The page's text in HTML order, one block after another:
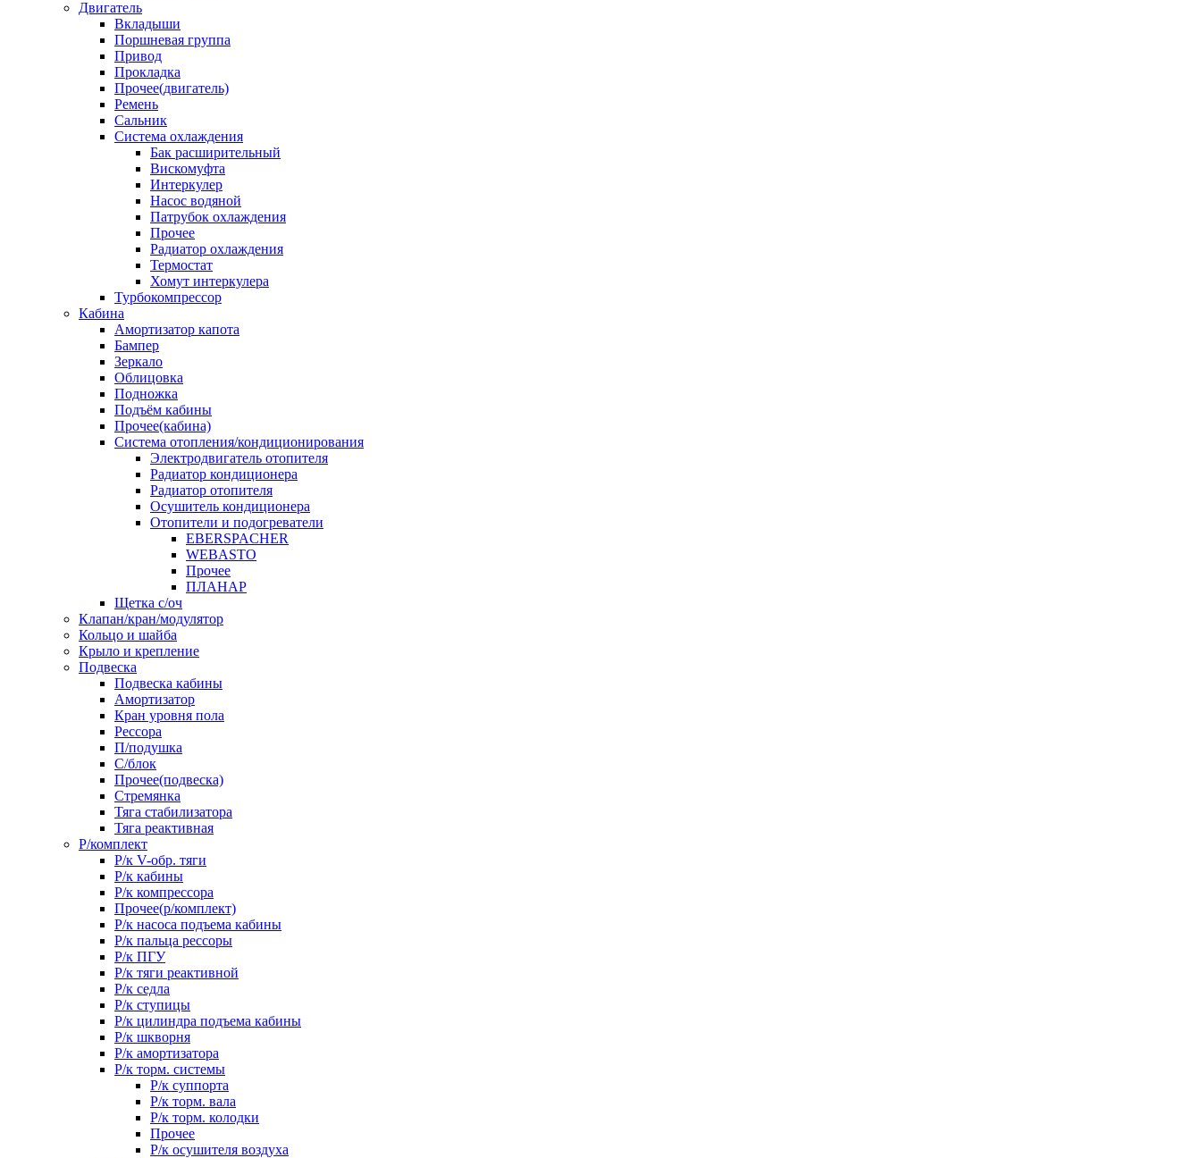
Двигатель
Вкладыши
Поршневая группа
Привод
Прокладка
Прочее(двигатель)
Ремень
Сальник
Система охлаждения
Бак расширительный
Вискомуфта
Интеркулер
Насос водяной
Патрубок охлаждения
Прочее
Радиатор охлаждения
Термостат
Хомут интеркулера
Турбокомпрессор
Кабина
Амортизатор капота
Бампер
Зеркало
Облицовка
Подножка
Подъём кабины
Прочее(кабина)
Система отопления/кондиционирования
Электродвигатель отопителя
Радиатор кондиционера
Радиатор отопителя
Осушитель кондиционера
Отопители и подогреватели
EBERSPACHER
WEBASTO
Прочее
ПЛАНАР
Щетка с/оч
Клапан/кран/модулятор
Кольцо и шайба
Крыло и крепление
Подвеска
Подвеска кабины
Амортизатор
Кран уровня пола
Рессора
П/подушка
С/блок
Прочее(подвеска)
Стремянка
Тяга стабилизатора
Тяга реактивная
Р/комплект
Р/к V-обр. тяги
Р/к кабины
Р/к компрессора
Прочее(р/комплект)
Р/к насоса подъема кабины
Р/к пальца рессоры
Р/к ПГУ
Р/к тяги реактивной
Р/к седла
Р/к ступицы
Р/к цилиндра подъема кабины
Р/к шкворня
Р/к амортизатора
Р/к торм. системы
Р/к суппорта
Р/к торм. вала
Р/к торм. колодки
Прочее
Р/к осушителя воздуха